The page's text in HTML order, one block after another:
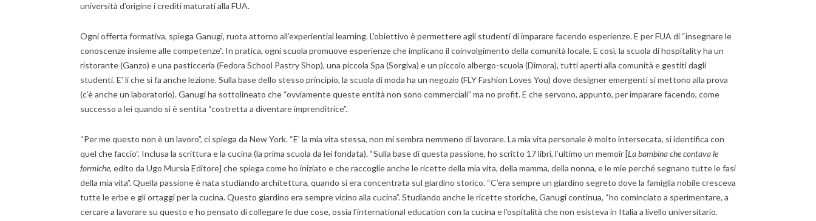
università d’origine i crediti maturati alla FUA.
Ogni offerta formativa, spiega Ganugi, ruota attorno all’experiential learning. L’obiettivo è permettere agli studenti di imparare facendo esperienze. E per FUA di “insegnare le
conoscenze insieme alle competenze”. In pratica, ogni scuola promuove esperienze che implicano il coinvolgimento della comunità locale. E così, la scuola di hospitality ha un
ristorante (Ganzo) e una pasticceria (Fedora School Pastry Shop), una piccola Spa (Sorgiva) e un piccolo albergo-scuola (Dimora), tutti aperti alla comunità e gestiti dagli
studenti. E’ li che si fa anche lezione. Sulla base dello stesso principio, la scuola di moda ha un negozio (FLY Fashion Loves You) dove designer emergenti si mettono alla prova
(c’è anche un laboratorio). Ganugi ha sottolineato che “ovviamente queste entità non sono commerciali” ma no profit. E che servono, appunto, per imparare facendo, come
successo a lei quando si è sentita “costretta a diventare imprenditrice”.
“Per me questo non è un lavoro”, ci spiega da New York. “E’ la mia vita stessa, non mi sembra nemmeno di lavorare. La mia vita personale è molto intersecata, si identifica con
quel che faccio”. Inclusa la scrittura e la cucina (la prima scuola da lei fondata). “Sulla base di questa passione, ho scritto 17 libri, l’ultimo un memoir [La bambina che contava le
formiche, edito da Ugo Mursia Editore] che spiega come ho iniziato e che raccoglie anche le ricette della mia vita, della mamma, della nonna, e le mie perché segnano tutte le fasi
della mia vita”. Quella passione è nata studiando architettura, quando si era concentrata sul giardino storico. “C’era sempre un giardino segreto dove la famiglia nobile cresceva
tutte le erbe e gli ortaggi per la cucina. Questo giardino era sempre vicino alla cucina”. Studiando anche le ricette storiche, Ganugi continua, “ho cominciato a sperimentare, a
cercare a lavorare su questo e ho pensato di collegare le due cose, ossia l’international education con la cucina e l’ospitalità che non esisteva in Italia a livello universitario.